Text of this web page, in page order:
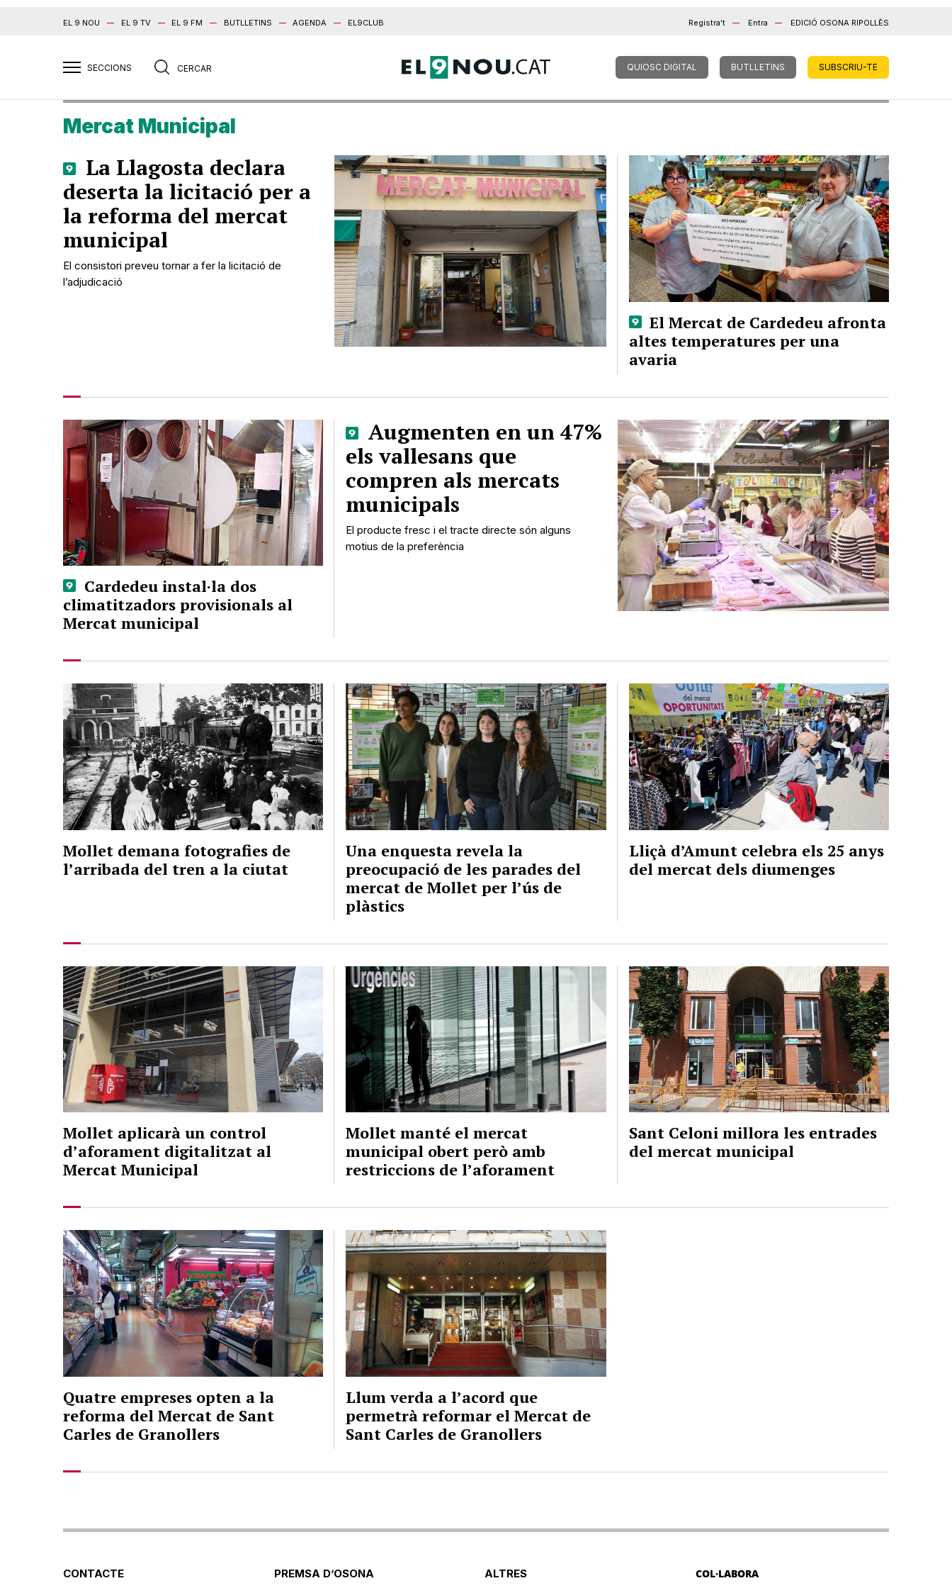
EL 9 NOU EL 9 TV EL 9 FM BUTLLETINS AGENDA EL9CLUB Registra't Entra EDICIÓ OSONA RIPOLLÈS
QUIOSC DIGITAL BUTLLETINS SUBSCRIU-TE
Mercat Municipal
La Llagosta declara
deserta la licitació per a
la reforma del mercat
municipal
El consistori preveu tornar a fer la licitació de
l’adjudicació
El Mercat de Cardedeu afronta
altes temperatures per una
avaria
Cardedeu instal·la dos
climatitzadors provisionals al
Mercat municipal
Augmenten en un 47%
els vallesans que
compren als mercats
municipals
El producte fresc i el tracte directe són alguns
motius de la preferència
Mollet demana fotografies de
l’arribada del tren a la ciutat
Una enquesta revela la
preocupació de les parades del
mercat de Mollet per l’ús de
plàstics
Lliçà d’Amunt celebra els 25 anys
del mercat dels diumenges
Mollet aplicarà un control
d’aforament digitalitzat al
Mercat Municipal
Mollet manté el mercat
municipal obert però amb
restriccions de l’aforament
Sant Celoni millora les entrades
del mercat municipal
Quatre empreses opten a la
reforma del Mercat de Sant
Carles de Granollers
Llum verda a l’acord que
permetrà reformar el Mercat de
Sant Carles de Granollers
CONTACTE
PREMSA D’OSONA
ALTRES
COL·LABORA